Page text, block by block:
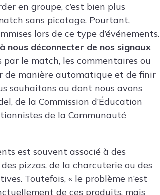
en groupe, c’est bien plus
sans picotage. Pourtant,
lors de ce type d’événements.
nous déconnecter de nos signaux
par le match, les commentaires ou
de manière automatique et de finir
souhaitons ou dont nous avons
de la Commission d’Éducation
de la Communauté
est souvent associé à des
pizzas, de la charcuterie ou des
Toutefois, « le problème n’est
de ces produits, mais